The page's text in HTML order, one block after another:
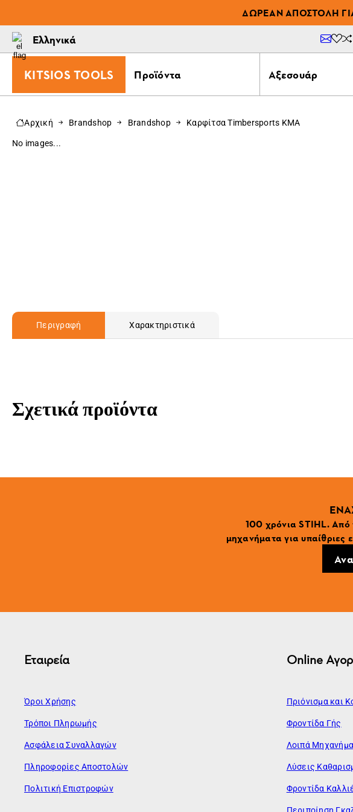
ΔΩΡΕΆΝ ΑΠΟΣΤΟΛΉ
Ελληνικά
KITSIOS TOOLS Προϊόντα Αξεσουάρ
Αρχική Brandshop Brandshop Καρφίτσα Timbersports KMA
No images...
Περιγραφή Χαρακτηριστικά
Σχετικά προϊόντα
100 χρόνια STIHL. Από
μηχανήματα για υπαίθριες
Εταιρεία
Όροι Χρήσης
Τρόποι Πληρωμής
Ασφάλεια Συναλλαγών
Πληροφορίες Αποστολών
Πολιτική Επιστροφών
Online
Πριόνισμα και
Φροντίδα Γής
Λοιπά
Λύσεις
Φροντίδα
Περιποίηση